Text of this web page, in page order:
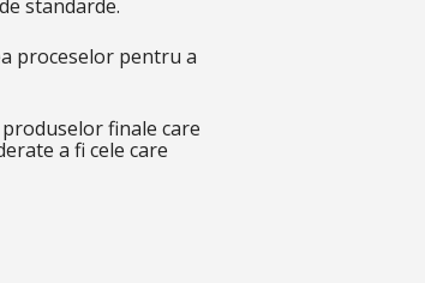
standarde.
proceselor pentru a
finale care
a fi cele care